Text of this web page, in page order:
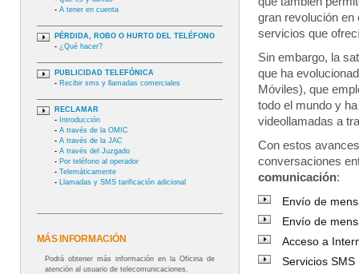
- A tener en cuenta
PÉRDIDA, ROBO O HURTO DEL TELÉFONO
- ¿Qué hacer?
PUBLICIDAD TELEFÓNICA
- Recibir sms y llamadas comerciales
RECLAMAR
- Introducción
- A través de la OMIC
- A través de la JAC
- A través del Juzgado
- Por teléfono al operador
- Telemáticamente
- Llamadas y SMS tarificación adicional
MÁS INFORMACIÓN
Podrá obtener más información en la Oficina de
atención al usuario de telecomunicaciones.
gran revolución
servicios que
Sin embargo, la
que ha
Móviles), que
todo el mundo y
videollamadas a
Con estos
conversaciones
comunicación:
Envío de
Envío de
Acceso a
Servicios SMS